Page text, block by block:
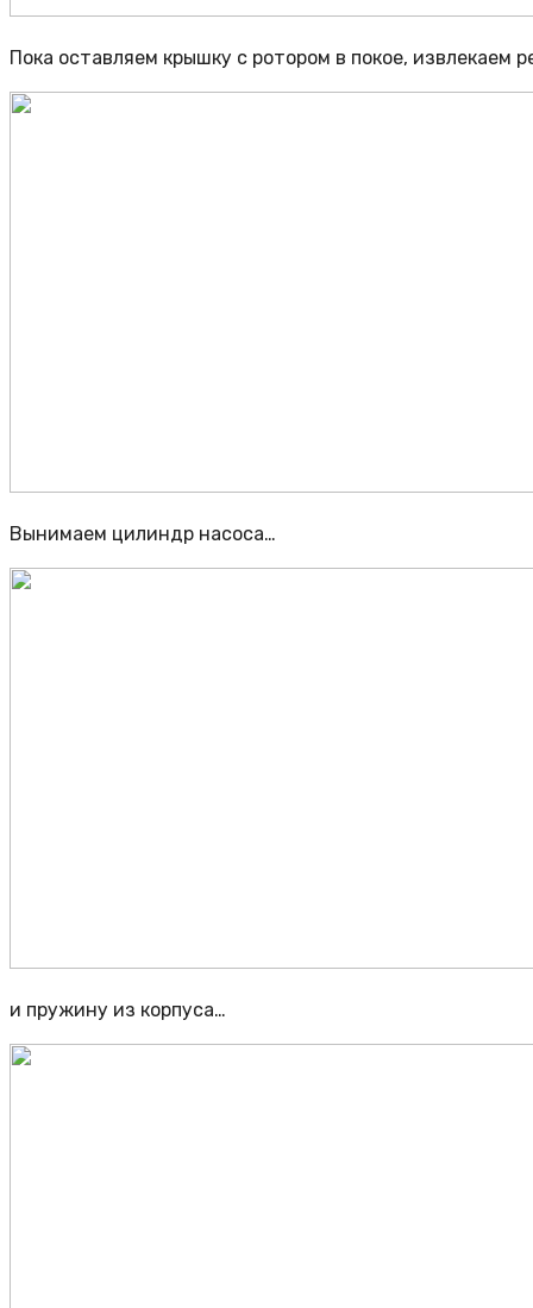
Пока оставляем крышку с ротором в покое, извлекаем
Вынимаем цилиндр насоса…
и пружину из корпуса…